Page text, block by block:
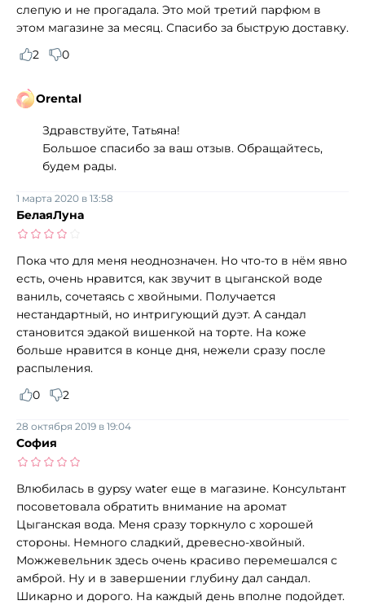
слепую и не прогадала. Это мой третий парфюм в
этом магазине за месяц. Спасибо за быструю доставку.
2
0
Orental
Здравствуйте, Татьяна!
Большое спасибо за ваш отзыв. Обращайтесь,
будем рады.
БелаяЛуна
1 марта 2020 в 13:58
Пока что для меня неоднозначен. Но что-то в нём явно
есть, очень нравится, как звучит в цыганской воде
ваниль, сочетаясь с хвойными. Получается
нестандартный, но интригующий дуэт. А сандал
становится эдакой вишенкой на торте. На коже
больше нравится в конце дня, нежели сразу после
распыления.
0
2
София
28 октября 2019 в 19:04
Влюбилась в gypsy water еще в магазине. Консультант
посоветовала обратить внимание на аромат
Цыганская вода. Меня сразу торкнуло с хорошей
стороны. Немного сладкий, древесно-хвойный.
Можжевельник здесь очень красиво перемешался с
амброй. Ну и в завершении глубину дал сандал.
Шикарно и дорого. На каждый день вполне подойдет.